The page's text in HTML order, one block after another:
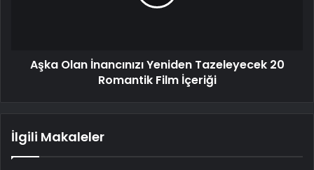
Aşka Olan İnancınızı Yeniden Tazeleyecek 20
Romantik Film İçeriği
İlgili Makaleler